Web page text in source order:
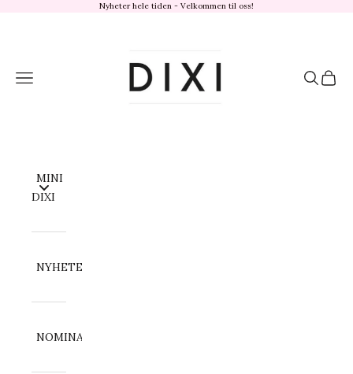
Nyheter hele tiden - Velkommen til oss!
Meny Søk
MINI
DIXI
NYHETER
NOMINATION